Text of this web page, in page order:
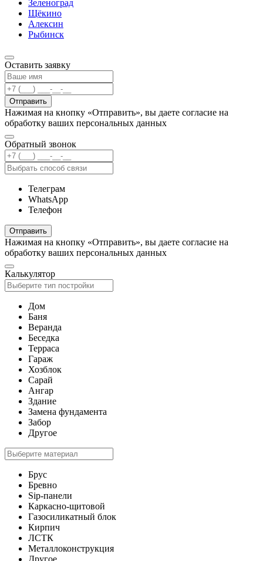
Зеленоград
Щёкино
Алексин
Рыбинск
Оставить заявку
Отправить
Нажимая на кнопку «Отправить», вы даете согласие на
обработку ваших персональных данных
Обратный звонок
Телеграм
WhatsApp
Телефон
Отправить
Нажимая на кнопку «Отправить», вы даете согласие на
обработку ваших персональных данных
Калькулятор
Дом
Баня
Веранда
Беседка
Терраса
Гараж
Хозблок
Сарай
Ангар
Здание
Замена фундамента
Забор
Другое
Брус
Бревно
Sip-панели
Каркасно-щитовой
Газосиликатный блок
Кирпич
ЛСТК
Металлоконструкция
Другое